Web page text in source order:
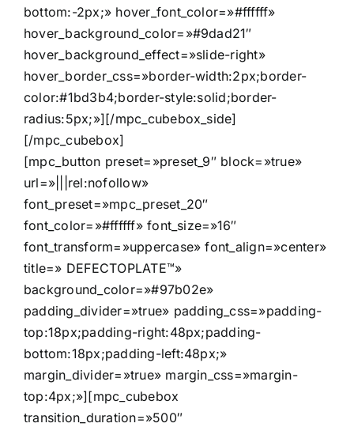
bottom:-2px;» hover_font_color=»#ffffff»
hover_background_color=»#9dad21″
hover_background_effect=»slide-right»
hover_border_css=»border-width:2px;border-
color:#1bd3b4;border-style:solid;border-
radius:5px;»][/mpc_cubebox_side]
[/mpc_cubebox]
[mpc_button preset=»preset_9″ block=»true»
url=»|||rel:nofollow»
font_preset=»mpc_preset_20″
font_color=»#ffffff» font_size=»16″
font_transform=»uppercase» font_align=»center»
title=» DEFECTOPLATE™»
background_color=»#97b02e»
padding_divider=»true» padding_css=»padding-
top:18px;padding-right:48px;padding-
bottom:18px;padding-left:48px;»
margin_divider=»true» margin_css=»margin-
top:4px;»][mpc_cubebox
transition_duration=»500″